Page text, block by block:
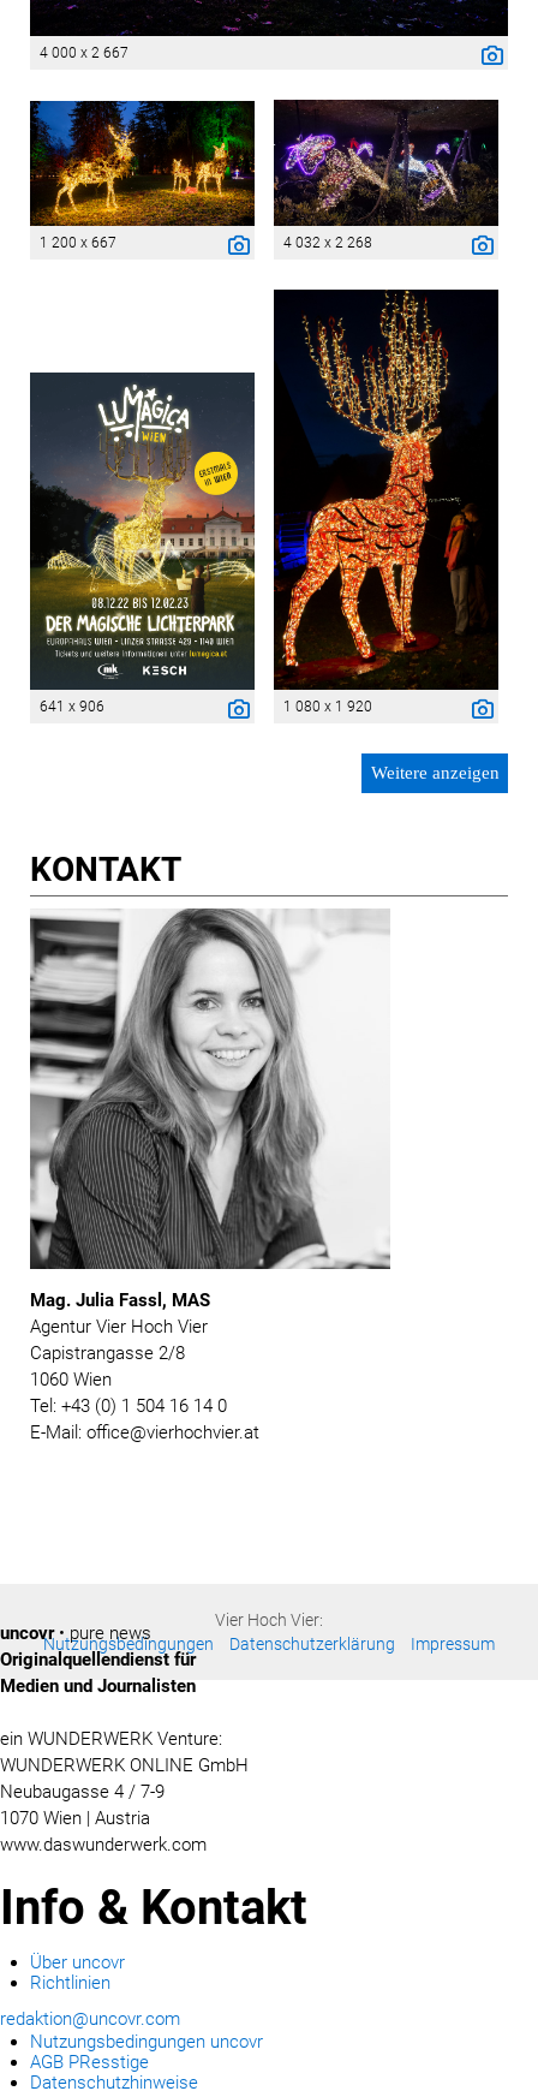
4 000 x 2 667
1 200 x 667 4 032 x 2 268
641 x 906 1 080 x 1 920
Weitere anzeigen
KONTAKT
Mag. Julia Fassl, MAS
Agentur Vier Hoch Vier
Capistrangasse 2/8
1060 Wien
Tel: +43 (0) 1 504 16 14 0
E-Mail: office@vierhochvier.at
Vier Hoch Vier:
Nutzungsbedingungen
Datenschutzerklärung Impressum
uncovr• pure news
Originalquellendienst für
Medien und Journalisten
ein WUNDERWERK Venture:
WUNDERWERK ONLINE GmbH
Neubaugasse 4 / 7-9
1070 Wien | Austria
www.daswunderwerk.com
Info & Kontakt
Über uncovr
Richtlinien
redaktion@uncovr.com
Nutzungsbedingungen uncovr
AGB PResstige
Datenschutzhinweise